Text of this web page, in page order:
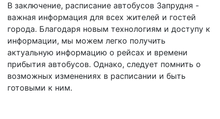
В заключение, расписание автобусов Запрудня -
важная информация для всех жителей и гостей
города. Благодаря новым технологиям и доступу к
информации, мы можем легко получить
актуальную информацию о рейсах и времени
прибытия автобусов. Однако, следует помнить о
возможных изменениях в расписании и быть
готовыми к ним.